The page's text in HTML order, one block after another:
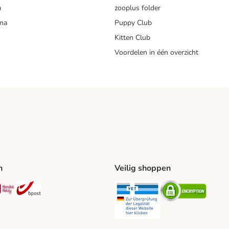
zooplus folder
Puppy Club
Kitten Club
Voordelen in één overzicht
Method
Shipping Method
Mondial Relay Shipping Method
Veilig shoppen
Security